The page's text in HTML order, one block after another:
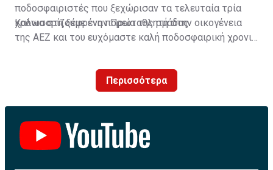
ποδοσφαιριστές που ξεχώρισαν τα τελευταία τρία
χρόνια στη ξέφρενη πορεία της ομάδας.
Καλωσορίζουμε έναν Πρωταθλητή στην οικογένεια
της ΑΕΖ και του ευχόμαστε καλή ποδοσφαιρική χρονιά
Περισσότερα